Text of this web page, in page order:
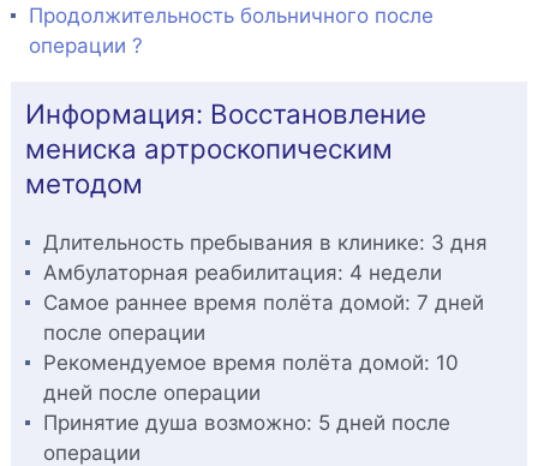
Продолжительность больничного после
операции ?
Информация: Восстановление
мениска артроскопическим
методом
Длительность пребывания в клинике: 3 дня
Амбулаторная реабилитация: 4 недели
Самое раннее время полёта домой: 7 дней
после операции
Рекомендуемое время полёта домой: 10
дней после операции
Принятие душа возможно: 5 дней после
операции